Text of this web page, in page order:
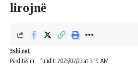
lirojnë
Përditësimi i fundit: 2025/02/23 at 3:19 AM
3shi.net